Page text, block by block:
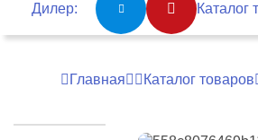
Дилер: Каталог
Главная Каталог товаров